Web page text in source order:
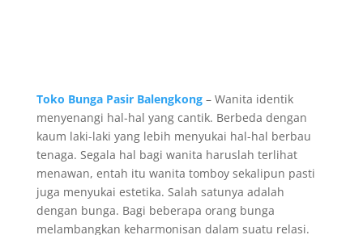
Toko Bunga Pasir Balengkong– Wanita identik
menyenangi hal-hal yang cantik. Berbeda dengan
kaum laki-laki yang lebih menyukai hal-hal berbau
tenaga. Segala hal bagi wanita haruslah terlihat
menawan, entah itu wanita tomboy sekalipun pasti
juga menyukai estetika. Salah satunya adalah
dengan bunga. Bagi beberapa orang bunga
melambangkan keharmonisan dalam suatu relasi.